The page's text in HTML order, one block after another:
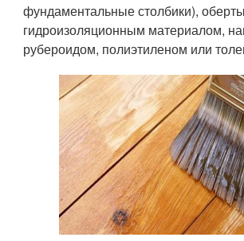
фундаментальные столбики),
гидроизоляционным материалом,
рубероидом, полиэтиленом или